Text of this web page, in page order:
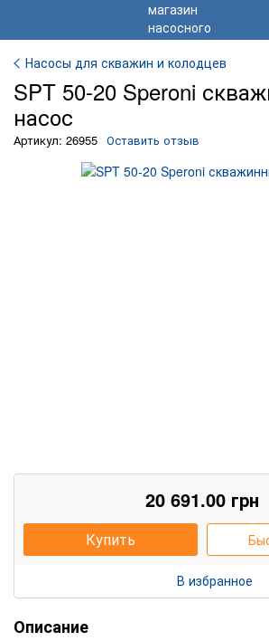
Насосы для скважин и колодцев
SPT 50-20 Speroni
насос
Артикул: 26955 Оставить отзыв
20 691.00 грн
Купить
В избранное
Описание